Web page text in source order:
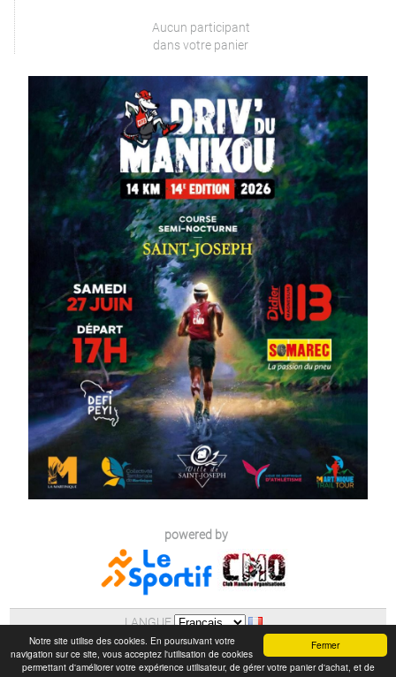
Fermer
Notre site utilise des cookies. En poursuivant votre
navigation sur ce site, vous acceptez l'utilisation de cookies
permettant d'améliorer votre expérience utilisateur, de gérer votre panier d'achat, et de
Aucun participant
dans votre panier
powered by
LANGUE
AIDE|POLITIQUE DE CONFIDENTIALITE (RGPD)
MENTIONS LEGALES|SECURITE DES PAIEMENTS